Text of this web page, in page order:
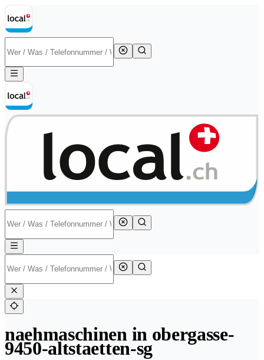
naehmaschinen in obergasse-
9450-altstaetten-sg